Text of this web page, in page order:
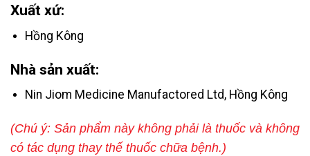
Xuất xứ:
Hồng Kông
Nhà sản xuất:
Nin Jiom Medicine Manufactored Ltd, Hồng Kông
(Chú ý: Sản phẩm này không phải là thuốc và không
có tác dụng thay thế thuốc chữa bệnh.)